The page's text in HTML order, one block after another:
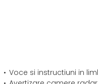
Voce si instructiuni in